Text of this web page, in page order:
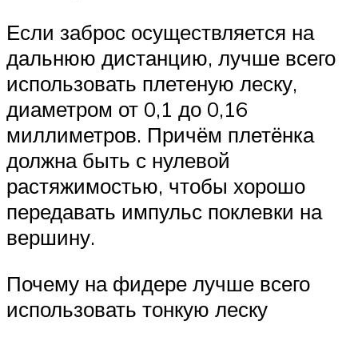
Если заброс осуществляется на
дальнюю дистанцию, лучше всего
использовать плетеную леску,
диаметром от 0,1 до 0,16
миллиметров. Причём плетёнка
должна быть с нулевой
растяжимостью, чтобы хорошо
передавать импульс поклевки на
вершину.
Почему на фидере лучше всего
использовать тонкую леску